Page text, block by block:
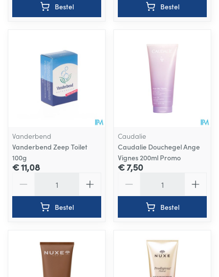
Bestel Bestel
Vanderbend
Vanderbend Zeep Toilet
100g
€ 11,08
Bestel
Caudalie
Caudalie Douchegel Ange
Vignes 200ml Promo
€ 7,50
Bestel